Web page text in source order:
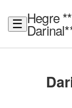
☰ Hegre